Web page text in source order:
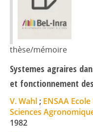
thèse/mémoire
Systemes agraires
et fonctionnement
V. Wahl ; ENSAA
Sciences
1982